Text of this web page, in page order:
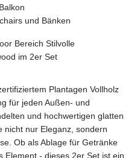
und Bänken
Bereich Stilvolle
im 2er Set
Plantagen Vollholz
für jeden Außen- und
und hochwertigen glatten
nicht nur Eleganz, sondern
Ob als Ablage für Getränke
Element - dieses 2er Set ist ein